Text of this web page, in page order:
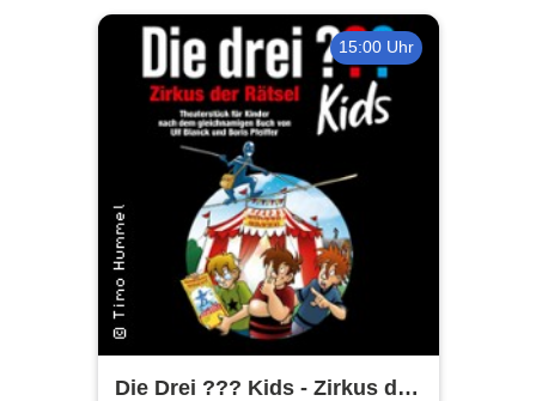
15:00 Uhr
Die Drei ??? Kids - Zirkus der